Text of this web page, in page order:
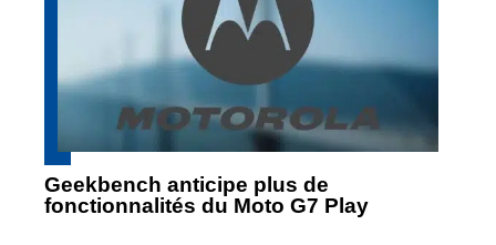
Geekbench anticipe plus de
fonctionnalités du Moto G7 Play